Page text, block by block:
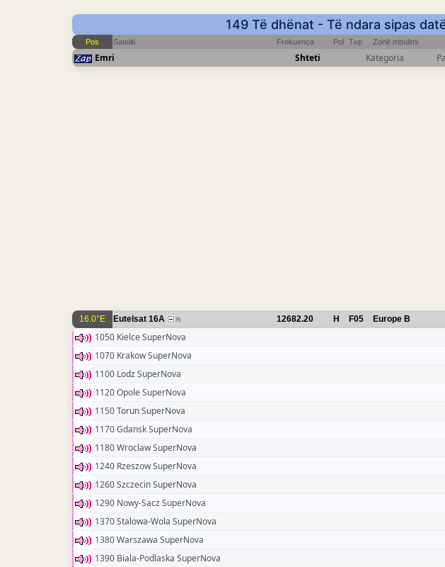
149 Të dhënat - Të ndara sipas
Pos Sateliti Frekuenca Pol Txp Zonë mbulimi
Emri Shteti Kategoria
16.0°E Eutelsat 16A 76 12682.20 H F05 Europe B
1050 Kielce SuperNova
1070 Krakow SuperNova
1100 Lodz SuperNova
1120 Opole SuperNova
1150 Torun SuperNova
1170 Gdansk SuperNova
1180 Wroclaw SuperNova
1240 Rzeszow SuperNova
1260 Szczecin SuperNova
1290 Nowy-Sacz SuperNova
1370 Stalowa-Wola SuperNova
1380 Warszawa SuperNova
1390 Biala-Podlaska SuperNova